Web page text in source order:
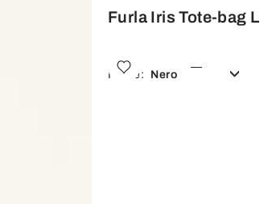
Furla Iris Tote-bag L
Farbe: Nero